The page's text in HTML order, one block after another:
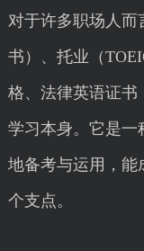
对于许多职场人而
书）、托业（
格、法律英语证书
学习本身。它是一
地备考与运用，能
个支点。